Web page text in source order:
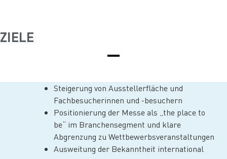
ZIELE
Steigerung von Ausstellerfläche und
Fachbesucherinnen und -besuchern
Positionierung der Messe als „the place to
be“ im Branchensegment und klare
Abgrenzung zu Wettbewerbsveranstaltungen
Ausweitung der Bekanntheit international